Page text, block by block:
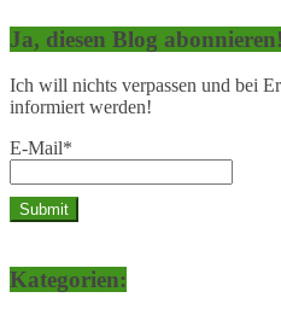
Ja, diesen Blog abonnieren!
Ich will nichts verpassen und bei
informiert werden!
E-Mail*
Kategorien: